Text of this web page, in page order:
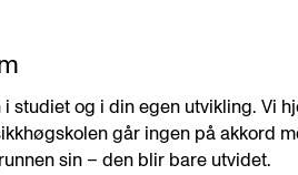
i studiet og i din egen utvikling. Vi
går ingen på akkord
sin – den blir bare utvidet.